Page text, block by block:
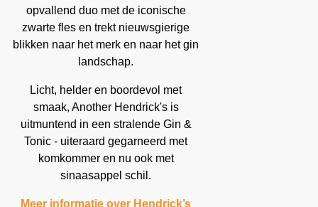
opvallend duo met de iconische
zwarte fles en trekt nieuwsgierige
blikken naar het merk en naar het gin
landschap.
Licht, helder en boordevol met
smaak, Another Hendrick's is
uitmuntend in een stralende Gin &
Tonic - uiteraard gegarneerd met
komkommer en nu ook met
sinaasappel schil.
Meer informatie over Hendrick’s